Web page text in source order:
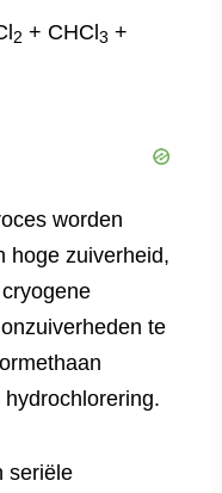
2 + CHCl 3 +
worden
hoge zuiverheid,
te
hydrochlorering.
seriële